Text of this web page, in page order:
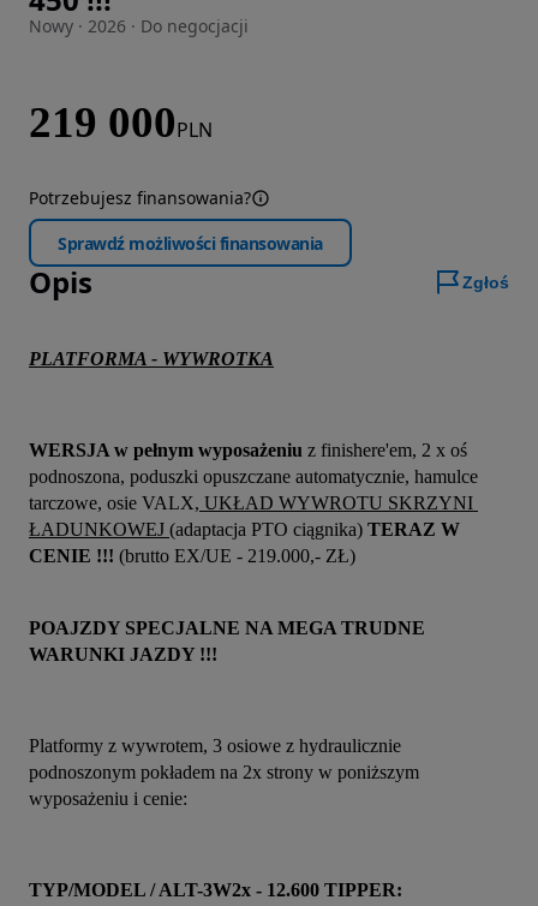
Nowy · 2026 · Do negocjacji
219 000PLN
Potrzebujesz finansowania?
Sprawdź możliwości finansowania
Opis Zgłoś
PLATFORMA - WYWROTKA
WERSJA w pełnym wyposażeniu z finishere'em, 2 x oś
podnoszona, poduszki opuszczane automatycznie, hamulce
tarczowe, osie VALX, UKŁAD WYWROTU SKRZYNI
ŁADUNKOWEJ (adaptacja PTO ciągnika) TERAZ W
CENIE !!! (brutto EX/UE - 219.000,- ZŁ)
POAJZDY SPECJALNE NA MEGA TRUDNE
WARUNKI JAZDY !!!
Platformy z wywrotem, 3 osiowe z hydraulicznie
podnoszonym pokładem na 2x strony w poniższym
wyposażeniu i cenie:
TYP/MODEL / ALT-3W2x - 12.600 TIPPER: